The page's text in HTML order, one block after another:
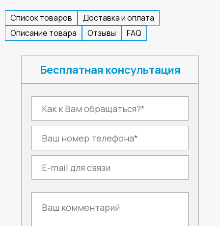
Список товаров
Доставка и оплата
Описание товара
Отзывы FAQ
Бесплатная консультация